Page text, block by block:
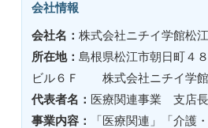
会社情報
会社名： 株式会社ニチイ学館松
所在地： 島根県松江市朝日町４
ビル６Ｆ 株式会社ニチイ学
代表者名： 医療関連事業 支店
事業内容：
「医療関連」「介護